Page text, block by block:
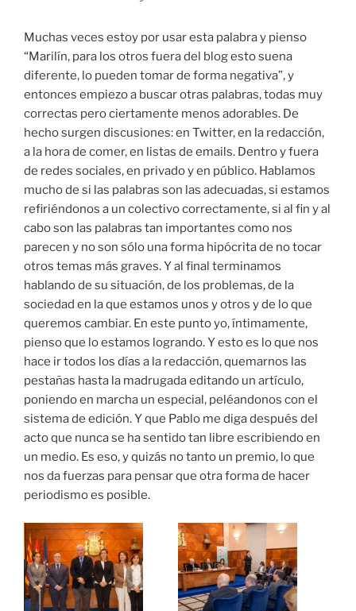
Muchas veces estoy por usar esta palabra y pienso
“Marilín, para los otros fuera del blog esto suena
diferente, lo pueden tomar de forma negativa”, y
entonces empiezo a buscar otras palabras, todas muy
correctas pero ciertamente menos adorables. De
hecho surgen discusiones: en Twitter, en la redacción,
a la hora de comer, en listas de emails. Dentro y fuera
de redes sociales, en privado y en público. Hablamos
mucho de si las palabras son las adecuadas, si estamos
refiriéndonos a un colectivo correctamente, si al fin y al
cabo son las palabras tan importantes como nos
parecen y no son sólo una forma hipócrita de no tocar
otros temas más graves. Y al final terminamos
hablando de su situación, de los problemas, de la
sociedad en la que estamos unos y otros y de lo que
queremos cambiar. En este punto yo, íntimamente,
pienso que lo estamos logrando. Y esto es lo que nos
hace ir todos los días a la redacción, quemarnos las
pestañas hasta la madrugada editando un artículo,
poniendo en marcha un especial, peléandonos con el
sistema de edición. Y que Pablo me diga después del
acto que nunca se ha sentido tan libre escribiendo en
un medio. Es eso, y quizás no tanto un premio, lo que
nos da fuerzas para pensar que otra forma de hacer
periodismo es posible.